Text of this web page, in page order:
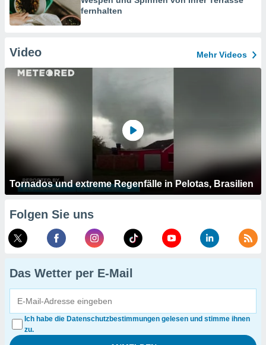
fernhalten
Video Mehr Videos
Tornados und extreme Regenfälle in Pelotas, Brasilien
Folgen Sie uns
Das Wetter per E-Mail
Ich habe die Datenschutzbestimmungen gelesen und stimme ihnen
zu.